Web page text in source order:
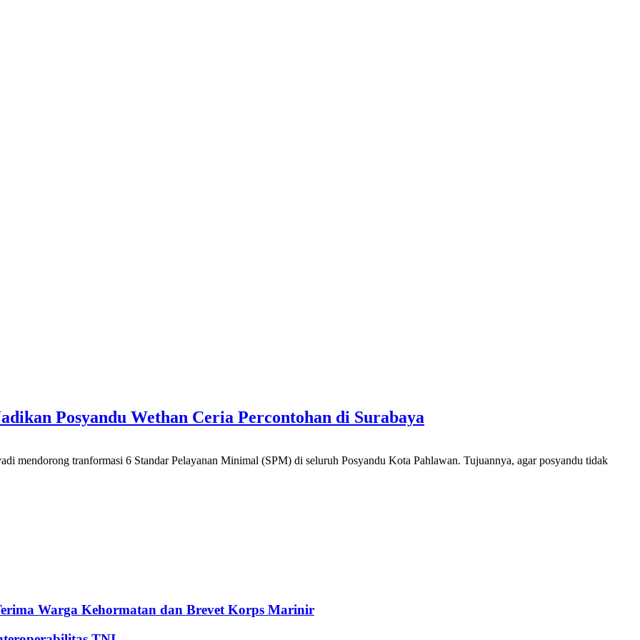
Posyandu Wethan Ceria Percontohan di Surabaya
mendorong tranformasi 6 Standar Pelayanan Minimal (SPM) di seluruh Posyandu Kota Pahlawan. Tujuannya, agar posyandu tidak
Warga Kehormatan dan Brevet Korps Marinir